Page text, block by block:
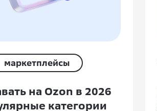
маркетплейсы
на Ozon в 2026
категории